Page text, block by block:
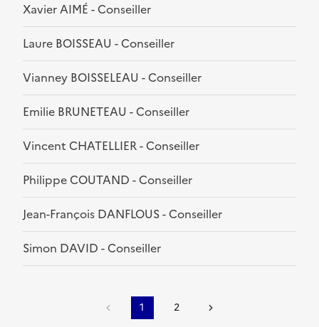
Xavier AIMÉ - Conseiller
Laure BOISSEAU - Conseiller
Vianney BOISSELEAU - Conseiller
Emilie BRUNETEAU - Conseiller
Vincent CHATELLIER - Conseiller
Philippe COUTAND - Conseiller
Jean-François DANFLOUS - Conseiller
Simon DAVID - Conseiller
1 2